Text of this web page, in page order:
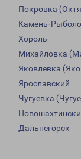
Покровка
Камень-
Хороль
Михайловка
Яковлевка
Ярославский
Чугуевка
Дальнегорск